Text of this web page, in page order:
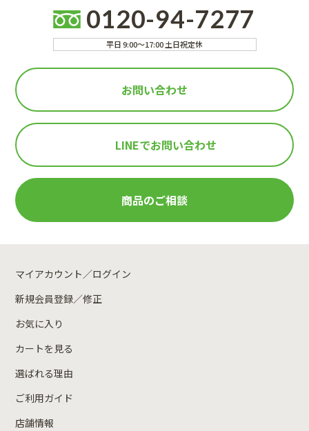
0120-94-7277
平日 9:00～17:00 土日祝定休
お問い合わせ
LINEでお問い合わせ
商品のご相談
マイアカウント／ログイン
新規会員登録／修正
お気に入り
カートを見る
選ばれる理由
ご利用ガイド
店舗情報